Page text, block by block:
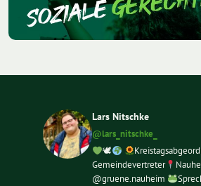
Lars Nitschke
@lars_nitschke_
🕊
Gemeindevertreter
@gruene.nauheim